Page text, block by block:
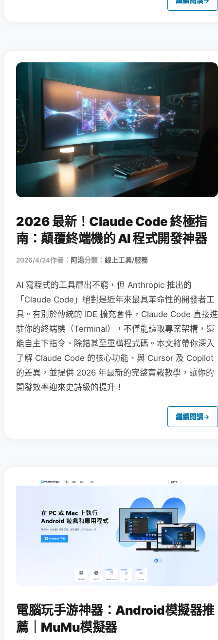
2026 最新！Claude Code 終極指
南：顛覆終端機的 AI 程式開發神器
2026/4/24作者： 阿湯分類： 線上工具/服務
AI 寫程式的工具層出不窮，但 Anthropic 推出的
「Claude Code」絕對是近年來最具革命性的開發者工
具。有別於傳統的 IDE 擴充套件，Claude Code 直接進
駐你的終端機（Terminal），不僅能讀取專案架構，還
能自主下指令、除錯甚至重構程式碼。本文將帶你深入
了解 Claude Code 的核心功能、與 Cursor 及 Copilot
的差異，並提供 2026 年最新的完整實戰教學，讓你的
開發效率迎來史詩級的提升！
繼續閱讀→
電腦玩手游神器：Android模擬器推
薦｜MuMu模擬器